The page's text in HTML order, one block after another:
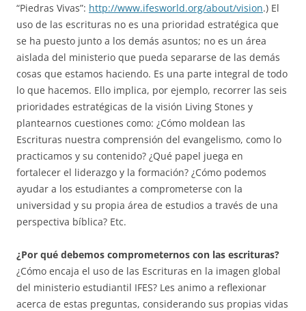
“Piedras Vivas”: http://www.ifesworld.org/about/vision.) El
uso de las escrituras no es una prioridad estratégica que
se ha puesto junto a los demás asuntos; no es un área
aislada del ministerio que pueda separarse de las demás
cosas que estamos haciendo. Es una parte integral de todo
lo que hacemos. Ello implica, por ejemplo, recorrer las seis
prioridades estratégicas de la visión Living Stones y
plantearnos cuestiones como: ¿Cómo moldean las
Escrituras nuestra comprensión del evangelismo, como lo
practicamos y su contenido? ¿Qué papel juega en
fortalecer el liderazgo y la formación? ¿Cómo podemos
ayudar a los estudiantes a comprometerse con la
universidad y su propia área de estudios a través de una
perspectiva bíblica? Etc.
¿Por qué debemos comprometernos con las escrituras?
¿Cómo encaja el uso de las Escrituras en la imagen global
del ministerio estudiantil IFES? Les animo a reflexionar
acerca de estas preguntas, considerando sus propias vidas